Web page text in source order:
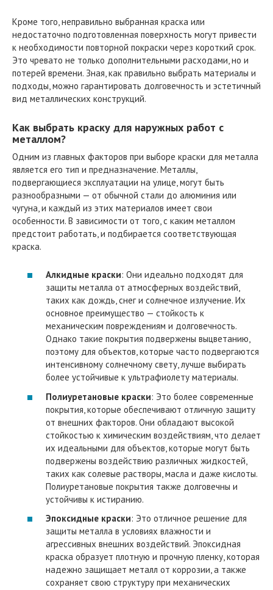
Кроме того, неправильно выбранная краска или
недостаточно подготовленная поверхность могут привести
к необходимости повторной покраски через короткий срок.
Это чревато не только дополнительными расходами, но и
потерей времени. Зная, как правильно выбрать материалы и
подходы, можно гарантировать долговечность и эстетичный
вид металлических конструкций.
Как выбрать краску для наружных работ с
металлом?
Одним из главных факторов при выборе краски для металла
является его тип и предназначение. Металлы,
подвергающиеся эксплуатации на улице, могут быть
разнообразными — от обычной стали до алюминия или
чугуна, и каждый из этих материалов имеет свои
особенности. В зависимости от того, с каким металлом
предстоит работать, и подбирается соответствующая
краска.
Алкидные краски: Они идеально подходят для
защиты металла от атмосферных воздействий,
таких как дождь, снег и солнечное излучение. Их
основное преимущество — стойкость к
механическим повреждениям и долговечность.
Однако такие покрытия подвержены выцветанию,
поэтому для объектов, которые часто подвергаются
интенсивному солнечному свету, лучше выбирать
более устойчивые к ультрафиолету материалы.
Полиуретановые краски: Это более современные
покрытия, которые обеспечивают отличную защиту
от внешних факторов. Они обладают высокой
стойкостью к химическим воздействиям, что делает
их идеальными для объектов, которые могут быть
подвержены воздействию различных жидкостей,
таких как солевые растворы, масла и даже кислоты.
Полиуретановые покрытия также долговечны и
устойчивы к истиранию.
Эпоксидные краски: Это отличное решение для
защиты металла в условиях влажности и
агрессивных внешних воздействий. Эпоксидная
краска образует плотную и прочную пленку, которая
надежно защищает металл от коррозии, а также
сохраняет свою структуру при механических